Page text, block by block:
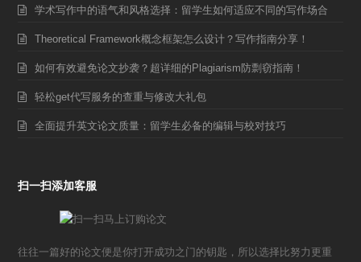
学术写作中的语气和风格选择：留学生如何适应不同的写作场合
Theoretical Framework概念框架怎么设计？写作指南分享！
如何有效避免论文抄袭？超详细的Plagiarism防剽窃指南！
轻松get代写服务的查重与修改大礼包
全面提升英文论文质量：留学生必备的编辑与校对技巧
扫一扫添加客服
往往一篇好的论文便是你打开成功之门的钥匙，所以选择比努力更重